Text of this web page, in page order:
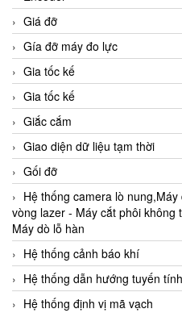
Giá đỡ
Gía đỡ máy đo lực
Gia tốc kế
Gia tốc kế
Giắc cắm
Giao diện dữ liệu tạm thời
Gối đỡ
Hệ thống camera lò
vòng lazer - Máy cắt phôi không
Máy dò lỗ hàn
Hệ thống cảnh báo khí
Hệ thống dẫn hướng tuyến tính
Hệ thống định vị mã vạch